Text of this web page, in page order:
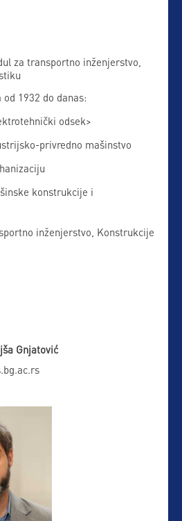
za transportno inženjerstvo,
1932 do danas:
odsek>
privredno mašinstvo
konstrukcije i
inženjerstvo, Konstrukcije
Gnjatović